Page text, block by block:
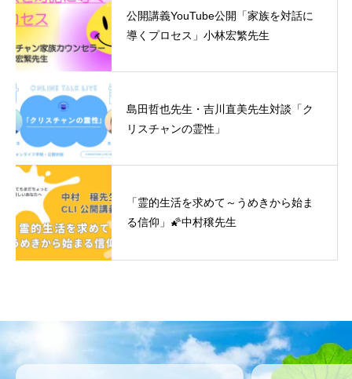
公開講義YouTube公開「家族を対話に
導くプロセス」小林宏繁先生
島田哲也先生・吉川直美先生対談「ク
リスチャンの霊性」
「霊的生活を求めて～うめきから始ま
る信仰」🌠中村穣先生